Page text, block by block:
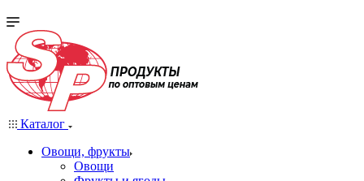
Каталог
Овощи, фрукты
Овощи